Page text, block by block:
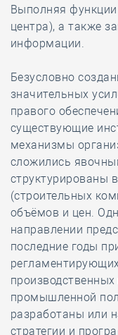
Выполняя
центра), а также
информации.
Безусловно
значительных
правого
существующие
механизмы
сложились
структурированы
(строительных
объёмов и цен.
направлении
последние годы
промышленной
разработаны или
стратегии и